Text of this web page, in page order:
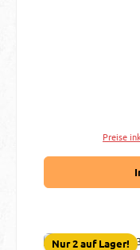
Preise
Nur 2 auf Lager!